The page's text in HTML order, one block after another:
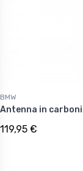
BMW
Antenna in
119,95 €